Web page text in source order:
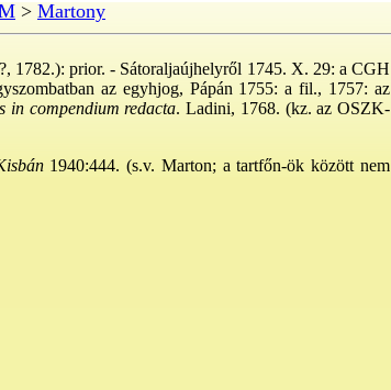
> Martony
1782.): prior. - Sátoraljaújhelyről 1745. X. 29: a CGH
az egyhjog, Pápán 1755: a fil., 1757: az
compendium redacta. Ladini, 1768. (kz. az OSZK-
1940:444. (s.v. Marton; a tartfőn-ök között nem